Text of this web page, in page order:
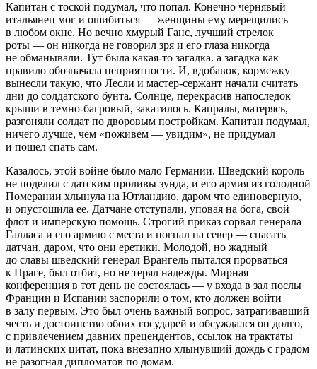
Капитан с тоской подумал, что попал. Конечно чернявый
итальянец мог и ошибиться — женщины ему мерещились
в любом окне. Но вечно хмурый Ганс, лучший стрелок
роты — он никогда не говорил зря и его глаза никогда
не обманывали. Тут была какая-то загадка. а загадка как
правило обозначала неприятности. И, вдобавок, кормежку
вынесли такую, что Лесли и мастер-сержант начали считать
дни до солдатского бунта. Солнце, перекрасив напоследок
крыши в темно-багровый, закатилось. Капралы, матерясь,
разгоняли солдат по дворовым постройкам. Капитан подумал,
ничего лучше, чем «поживем — увидим», не придумал
и пошел спать сам.
Казалось, этой войне было мало Германии. Шведский король
не поделил с датским проливы зунда, и его армия из голодной
Померании хлынула на Ютландию, даром что единоверную,
и опустошила ее. Датчане отступали, уповая на бога, свой
флот и имперскую помощь. Строгий приказ сорвал генерала
Галласа и его армию с места и погнал на север — спасать
датчан, даром, что они еретики. Молодой, но жадный
до славы шведский генерал Врангель пытался прорваться
к Праге, был отбит, но не терял надежды. Мирная
конференция в тот день не состоялась — у входа в зал послы
Франции и Испании заспорили о том, кто должен войти
в залу первым. Это был очень важный вопрос, затрагивавший
честь и достоинство обоих государей и обсуждался он долго,
с привлечением давних прецендентов, ссылок на трактаты
и латинских цитат, пока внезапно хлынувший дождь с градом
не разогнал дипломатов по домам.